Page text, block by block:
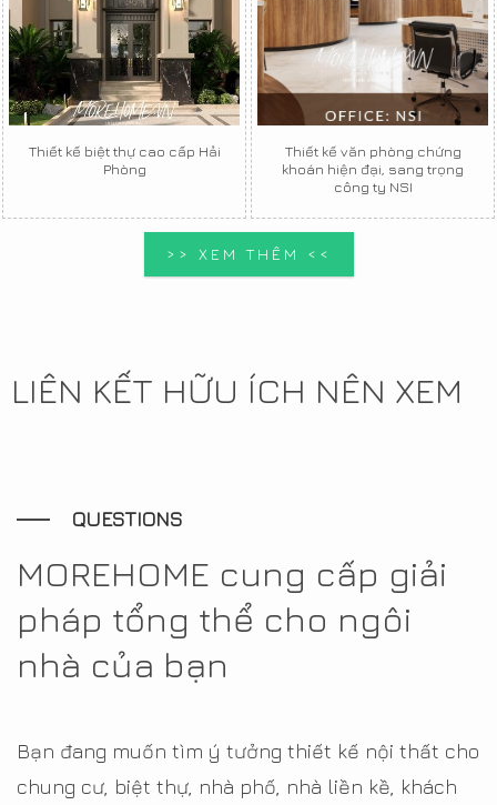
Thiết kế biệt thự cao cấp Hải
Phòng
Thiết kế văn phòng chứng
khoán hiện đại, sang trọng
công ty NSI
>> XEM THÊM <<
LIÊN KẾT HỮU ÍCH NÊN XEM
QUESTIONS
MOREHOME cung cấp giải
pháp tổng thể cho ngôi
nhà của bạn
Bạn đang muốn tìm ý tưởng thiết kế nội thất cho
chung cư, biệt thự, nhà phố, nhà liền kề, khách